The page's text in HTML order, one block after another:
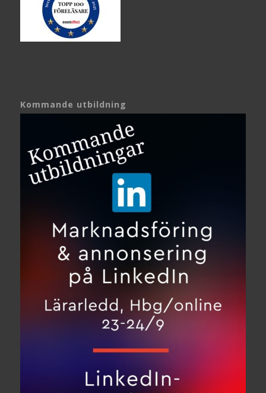
Kommande utbildning